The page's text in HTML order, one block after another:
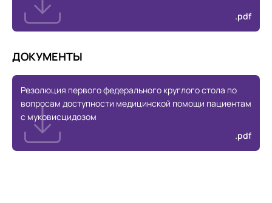
.pdf
ДОКУМЕНТЫ
Резолюция первого федерального круглого стола по
вопросам доступности медицинской помощи пациентам
с муковисцидозом
.pdf